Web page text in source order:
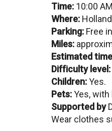
Time: 10:00
Where:
Parking: Free
Miles:
Estimated
Difficulty level:
Children:Yes.
Pets:Yes, with
Supported by
Wear clothes